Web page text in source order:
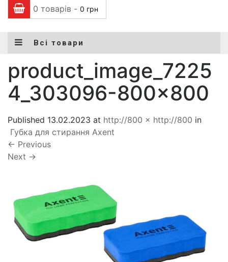
0 товарів - 0 грн
Всі товари
product_image_7225
4_303096-800×800
Published 13.02.2023 at http://800 × http://800 in
Губка для стирання Axent
← Previous
Next →